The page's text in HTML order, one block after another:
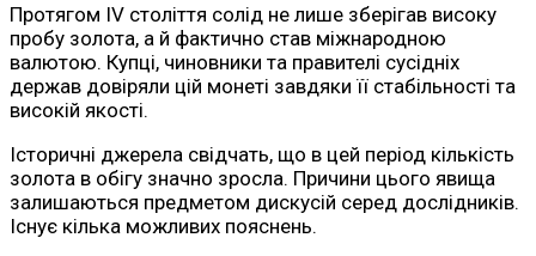
Протягом IV століття солід не лише зберігав високу
пробу золота, а й фактично став міжнародною
валютою. Купці, чиновники та правителі сусідніх
держав довіряли цій монеті завдяки її стабільності та
високій якості.
Історичні джерела свідчать, що в цей період кількість
золота в обігу значно зросла. Причини цього явища
залишаються предметом дискусій серед дослідників.
Існує кілька можливих пояснень.